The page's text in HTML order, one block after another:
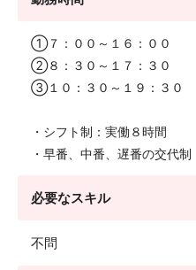
①７：００～１６：００
②８：３０～１７：３０
③１０：３０～１９：３０
・シフト制：実働８時間
・早番、中番、遅番の交代制
必要なスキル
不問